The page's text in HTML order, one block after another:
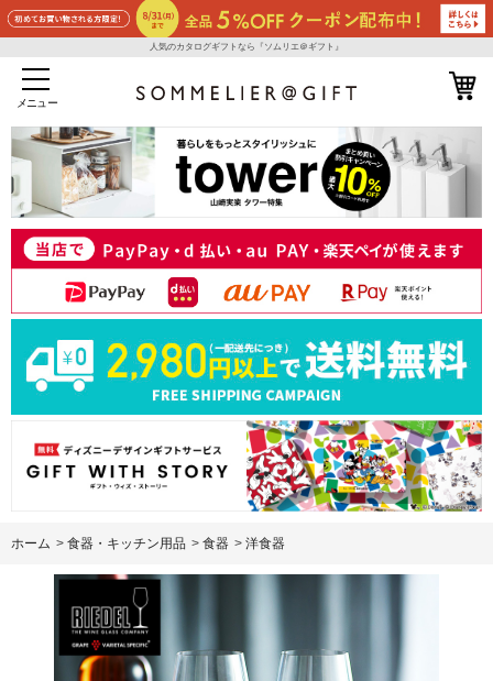
人気のカタログギフトなら『ソムリエ＠ギフト』
メニュー
ホーム > 食器・キッチン用品 > 食器 > 洋食器